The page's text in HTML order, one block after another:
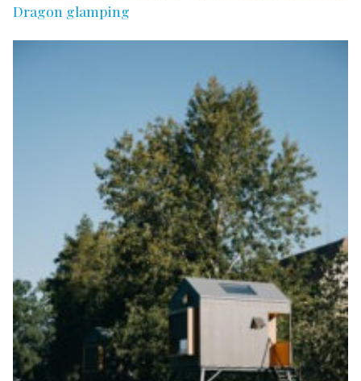
Dragon glamping